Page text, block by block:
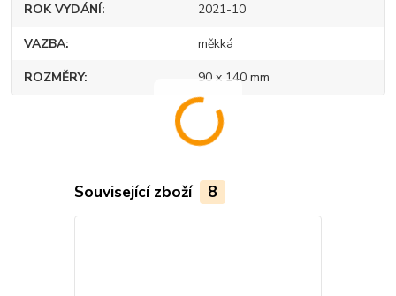
ROK VYDÁNÍ 2021-10
VAZBA měkká
ROZMĚRY 90 x 140 mm
Související zboží 8